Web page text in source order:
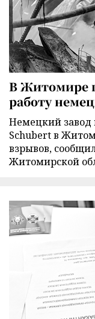
В Житомире
работу
Немецкий завод
Schubert в
взрывов,
Житомирской